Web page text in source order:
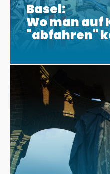
Basel:
Wo man auf
"abfahren"